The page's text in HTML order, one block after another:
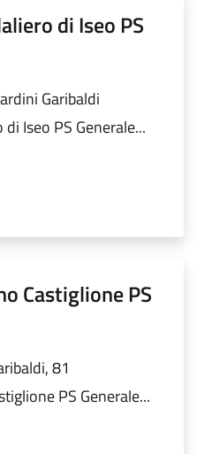
di Iseo PS
Garibaldi
Iseo PS Generale...
Castiglione PS
81
PS Generale...